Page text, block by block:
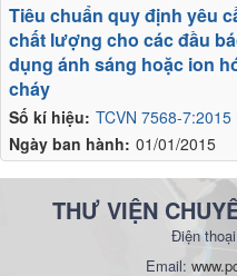
Số kí hiệu: TCVN 7568-
Ngày ban hành: 01/01/2015
Tiêu chuẩn quy định yêu
chất lượng cho các đầu
dụng ánh sáng hoặc ion
cháy
THƯ VIỆN
Điện
Email: